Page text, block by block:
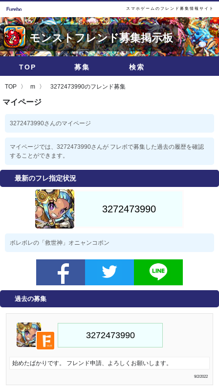
スマホゲームのフレンド募集情報サイト
モンストフレンド募集掲示板
TOP 募集 検索
TOP m 3272473990のフレンド募集
マイページ
3272473990さんのマイページ
マイページでは、3272473990さんが フレボで募集した過去の履歴を確認
することができます。
最新のフレ指定状況
ボレボレの「救世神」オニャンコポン
過去の募集
始めたばかりです。 フレンド申請、よろしくお願いします。
9/2/2022